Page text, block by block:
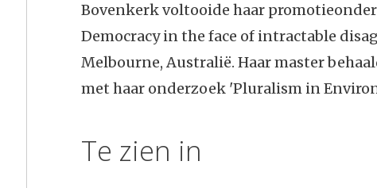
Bovenkerk voltooide haar
Democracy in the face of intractable
Melbourne, Australië. Haar master
met haar onderzoek 'Pluralism in
Te zien in